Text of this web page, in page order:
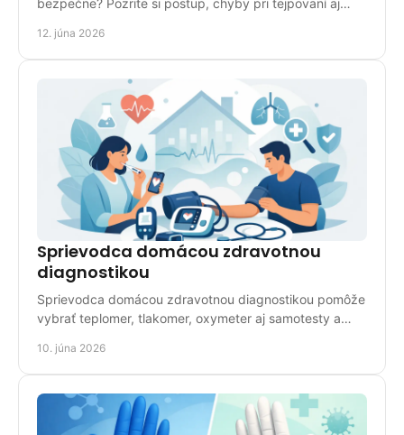
bezpečne? Pozrite si postup, chyby pri tejpovaní aj
12. júna 2026
Sprievodca domácou zdravotnou
diagnostikou
Sprievodca domácou zdravotnou diagnostikou pomôže
vybrať teplomer, tlakomer, oxymeter aj samotesty a
10. júna 2026